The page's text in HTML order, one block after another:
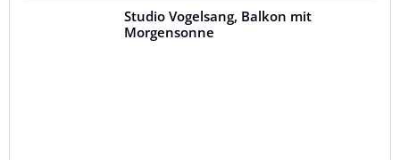
Studio Vogelsang, Balkon mit
Morgensonne